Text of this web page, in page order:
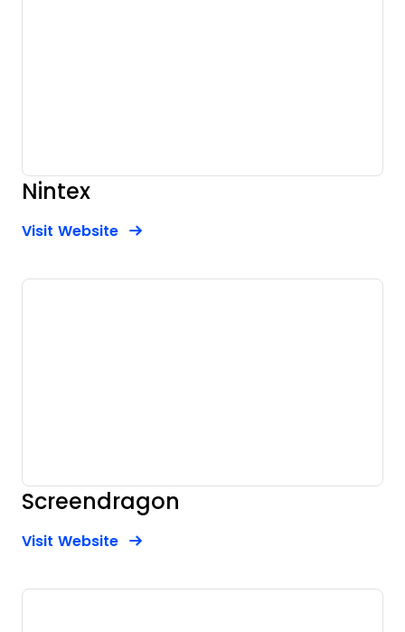
Nintex
Visit WebsiteOpens New Window
Screendragon
Visit WebsiteOpens New Window